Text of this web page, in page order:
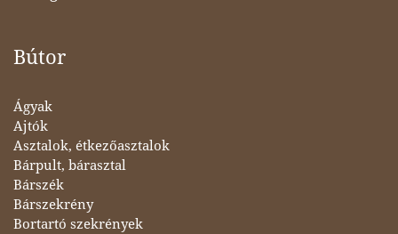
Bútor
Ágyak
Ajtók
Asztalok, étkezőasztalok
Bárpult, bárasztal
Bárszék
Bárszekrény
Bortartó szekrények